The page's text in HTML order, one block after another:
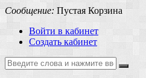
Сообщение: Пустая Корзина
Войти в кабинет
Создать кабинет